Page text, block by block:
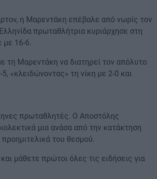
η Μαρεντάκη επέβαλε από νωρίς τον
πρωταθλήτρια κυριάρχησε στη
με 16-6.
τη Μαρεντάκη να διατηρεί τον απόλυτο
«κλειδώνοντας» τη νίκη με 2-0 και
πρωταθλητές. Ο Αποστόλης
μια ανάσα από την κατάκτηση
του θεσμού.
και μάθετε πρώτοι όλες τις ειδήσεις για